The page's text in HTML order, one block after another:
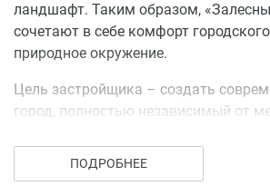
ландшафт. Таким образом,
сочетают в себе комфорт
природное окружение.
Цель застройщика – создать
город, полностью независимый от
но лишенный его недостатков.
жилых кварталов, которые
ПОДРОБНЕЕ